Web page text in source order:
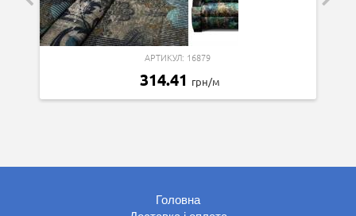
АРТИКУЛ: 16879
314.41 грн/м
Головна